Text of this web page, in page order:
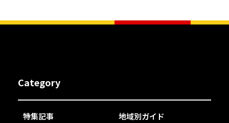
Category
特集記事
地域別ガイド